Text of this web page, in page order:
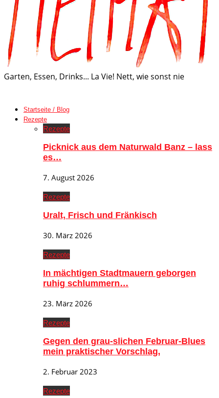
Garten, Essen, Drinks... La Vie! Nett, wie sonst nie
Startseite / Blog
Rezepte
Rezepte
Picknick aus dem Naturwald Banz – lass
es…
7. August 2026
Rezepte
Uralt, Frisch und Fränkisch
30. März 2026
Rezepte
In mächtigen Stadtmauern geborgen
ruhig schlummern…
23. März 2026
Rezepte
Gegen den grau-slichen Februar-Blues
mein praktischer Vorschlag,
2. Februar 2023
Rezepte